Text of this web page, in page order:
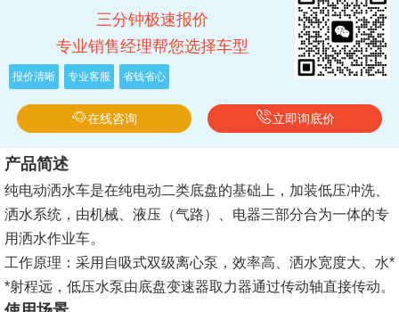
三分钟极速报价
专业销售经理帮您选择车型
报价清晰 专业客服 省钱省心
在线咨询 立即询底价
产品简述
纯电动洒水车是在纯电动二类底盘的基础上，加装低压冲洗、
洒水系统，由机械、液压（气路）、电器三部分合为一体的专
用洒水作业车。
工作原理：采用自吸式双级离心泵，效率高、洒水宽度大、水*
*射程远，低压水泵由底盘变速器取力器通过传动轴直接传动。